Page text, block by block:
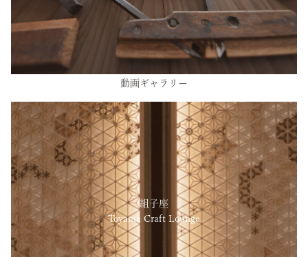
動画ギャラリー
組子座
Toyama Craft Lounge